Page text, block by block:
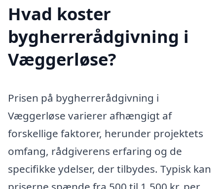
Hvad koster
bygherrerådgivning i
Væggerløse?
Prisen på bygherrerådgivning i
Væggerløse varierer afhængigt af
forskellige faktorer, herunder projektets
omfang, rådgiverens erfaring og de
specifikke ydelser, der tilbydes. Typisk kan